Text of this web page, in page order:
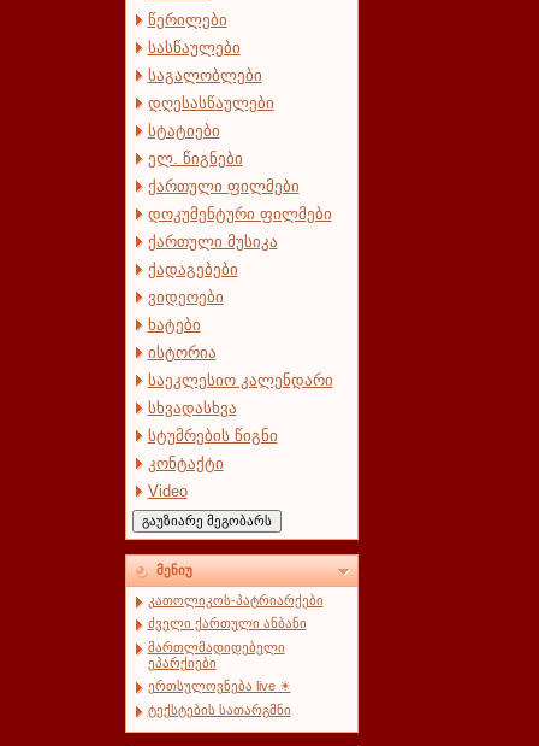
წერილები
სასწაულები
საგალობლები
დღესასწაულები
სტატიები
ელ. წიგნები
ქართული ფილმები
დოკუმენტური ფილმები
ქართული მუსიკა
ქადაგებები
ვიდეოები
ხატები
ისტორია
საეკლესიო კალენდარი
სხვადასხვა
სტუმრების წიგნი
კონტაქტი
Video
მენიუ
კათოლიკოს-პატრიარქები
ძველი ქართული ანბანი
მართლმადიდებელი
ეპარქიები
ერთსულოვნება live ☀
ტექსტების სათარგმნი